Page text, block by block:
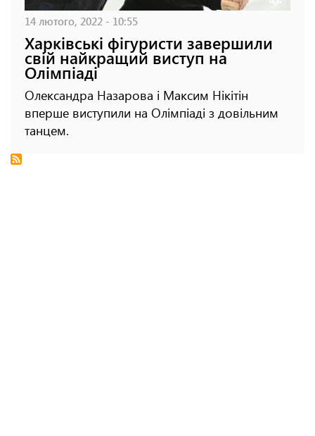
14 лютого, 2022 - 10:55
Харківські фігуристи завершили
свій найкращий виступ на
Олімпіаді
Олександра Назарова і Максим Нікітін
вперше виступили на Олімпіаді з довільним
танцем.